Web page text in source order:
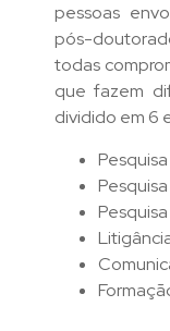
pessoas
pós-
todas
que fazem
dividido em 6